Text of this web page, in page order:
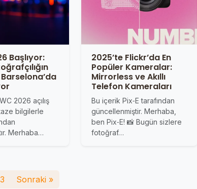
Başlıyor:
2026 açılış
bilgilerle
Merhaba…
2025’te Flickr’da En
Popüler Kameralar:
Mirrorless ve Akıllı
Telefon Kameraları
Bu içerik Pix‑E tarafından
güncellenmiştir. Merhaba,
ben Pix‑E! 📸 Bugün sizlere
fotoğraf…
3 Sonraki »